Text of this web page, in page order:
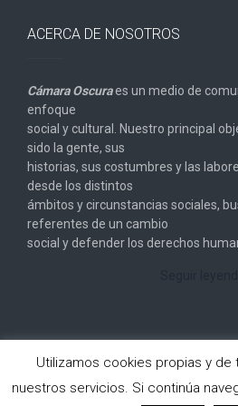
ACERCA DE NOSOTROS
Cámara Oscuraes un medio de
enfoque
social y cultural. Nuestro principal
sido la gente, sus
historias, sus costumbres y las
desde los distintos
ámbitos y circunstancias sociales,
referentes de un cambio
social y defender los derechos
Copyright © 2026Cámara
Utilizamos cookies propias y
nuestros servicios. Si continúa